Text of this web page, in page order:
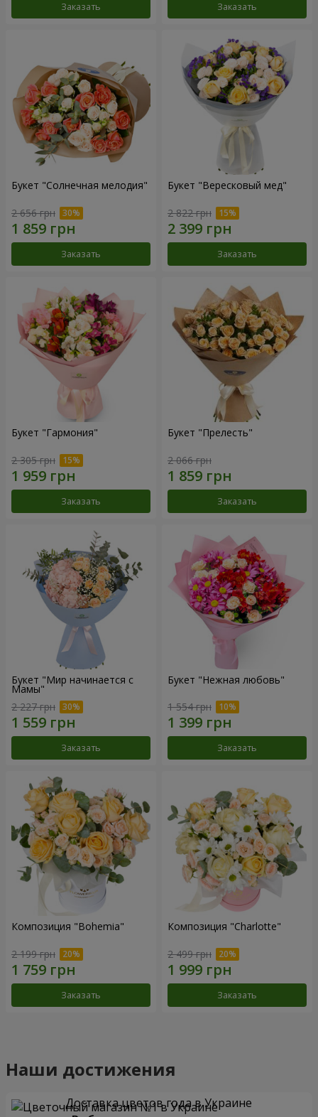
Заказать Заказать
Букет "Солнечная мелодия"
2 656 грн
Заказать
Букет "Вересковый мед"
2 822 грн
Заказать
Букет "Гармония"
2 305 грн
Заказать
Букет "Прелесть"
2 066 грн
Заказать
Букет "Мир начинается с
Мамы"
2 227 грн
Заказать
Букет "Нежная любовь"
1 554 грн
Заказать
Композиция "Bohemia"
2 199 грн
Заказать
Композиция "Charlotte"
2 499 грн
Заказать
Наши достижения
Доставка цветов года в Украине